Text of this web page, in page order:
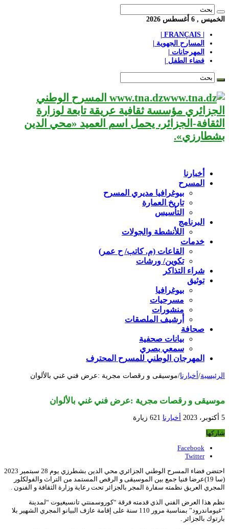
الخميس , 6 أغسطس 2026
المسارح الجهوية |
المهرجانات |
فضاء الطفل |
www.tna.dz المسرح الوطني
الجزائري مؤسسة ثقافية عريقة تابعة لوزارة
الثقافة-الجزائر، يحمل اسم العميد «محي الدين
بشطارزي».
أخبارنا
المسرح
بيوغرافيا مديري المسرح
تاريخ العمارة
التأسيس
البرنامج
اللأنشطة والجولات
خدمات
القاعات (م. كاتب/ ح عمر)
تكوين/ ورشات
شراء التذاكر
توثيق
بيوغرافيا
مسرحيات
منشورات
أرشيف الملصقات
صحافة
بيانات صحفية
سمعي بصري
المهرجان الوطني للمسرح المحترف
الرئيسية/ أخبارنا/موسيقى و رقصات مجرية :عرض فني غني بالألوان
موسيقى و رقصات مجرية :عرض فني غني بالألوان
5 أكتوبر، 2023 أخبارنا 621 زيارة
شاركها
Facebook
Twitter
احتضن فضاء المسرح الوطني الجزائري محي الدين بشطرزي يوم 28 سبتمير 2023
(سا 19)عرضا فنيا جمع بين الموسيقى و الرقص المستمد من التراث والفولكلور
المجري العريق نظمته سفارة المجر بالجزائر تحت رعاية وزارة الثقافة و الفنون .
نظم هذا العرض الفني الذي قدمته فرقة “كوروسمنتي تانسيغيوت “لمدينة
“غيوماندرود” بمناسبة مرور 110 سنة على إقامة عازف البيانو المجري الشهير بلا
بارتوك بالجزائر .